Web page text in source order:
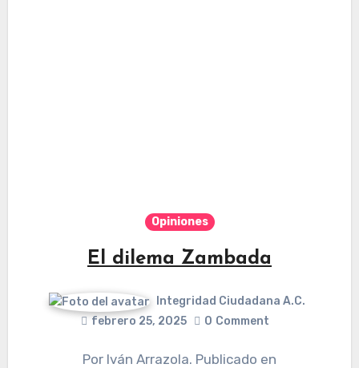
Opiniones
El dilema Zambada
Integridad Ciudadana A.C.
febrero 25, 2025
0 Comment
Por Iván Arrazola. Publicado en